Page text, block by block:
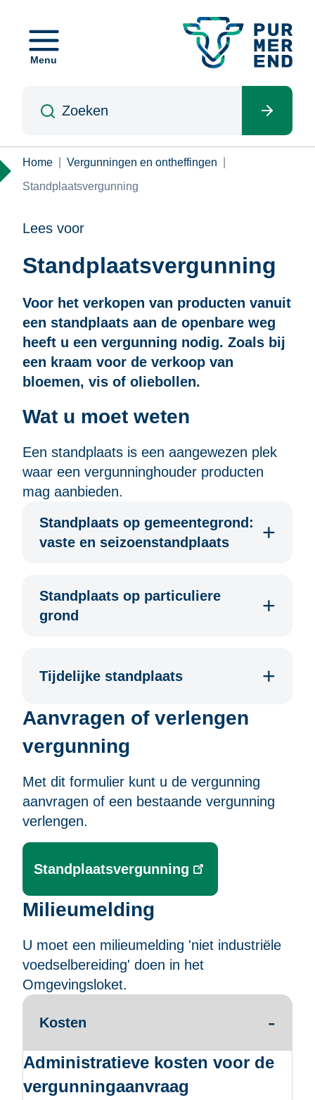
naarMenu
Kruimelpad
Home
Vergunningen en ontheffingen
Standplaatsvergunning
Lees voor
Standplaatsvergunning
Voor het verkopen van producten vanuit
een standplaats aan de openbare weg
heeft u een vergunning nodig. Zoals bij
een kraam voor de verkoop van
bloemen, vis of oliebollen.
Wat u moet weten
Een standplaats is een aangewezen plek
waar een vergunninghouder producten
mag aanbieden.
Standplaats op gemeentegrond:
vaste en seizoenstandplaats
Standplaats op particuliere
grond
Tijdelijke standplaats
Aanvragen of verlengen
vergunning
Met dit formulier kunt u de vergunning
aanvragen of een bestaande vergunning
verlengen.
Standplaatsvergunning
Milieumelding
U moet een milieumelding 'niet industriële
voedselbereiding' doen in het
Omgevingsloket.
Kosten
Administratieve kosten voor de
vergunningaanvraag